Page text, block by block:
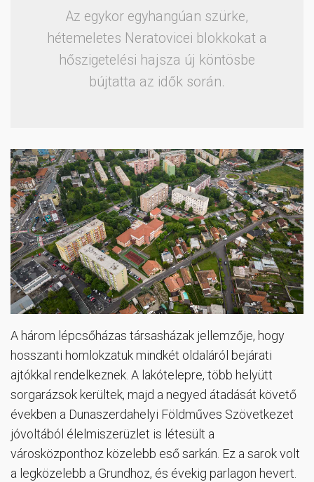
Az egykor egyhangúan szürke,
hétemeletes Neratovicei blokkokat a
hőszigetelési hajsza új köntösbe
bújtatta az idők során.
A három lépcsőházas társasházak jellemzője, hogy
hosszanti homlokzatuk mindkét oldaláról bejárati
ajtókkal rendelkeznek. A lakótelepre, több helyütt
sorgarázsok kerültek, majd a negyed átadását követő
években a Dunaszerdahelyi Földműves Szövetkezet
jóvoltából élelmiszerüzlet is létesült a
városközponthoz közelebb eső sarkán. Ez a sarok volt
a legközelebb a Grundhoz, és évekig parlagon hevert.